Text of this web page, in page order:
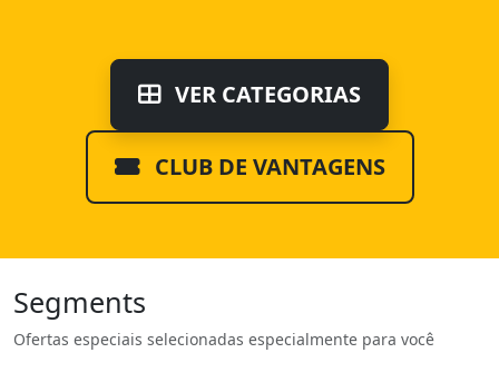
VER CATEGORIAS
CLUB DE VANTAGENS
Segments
Ofertas especiais selecionadas especialmente para você